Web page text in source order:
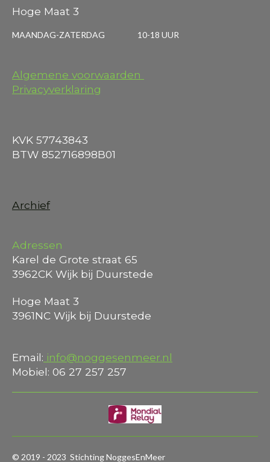
Hoge Maat 3
MAANDAG-ZATERDAG 10-18 UUR
Algemene voorwaarden
Privacyverklaring
KVK 57743843
BTW 852716898B01
Archief
Adressen
Karel de Grote straat 65
3962CK Wijk bij Duurstede
Hoge Maat 3
3961NC Wijk bij Duurstede
Email: info@noggesenmeer.nl
Mobiel: 06 27 257 257
© 2019 - 2023 Stichting NoggesEnMeer